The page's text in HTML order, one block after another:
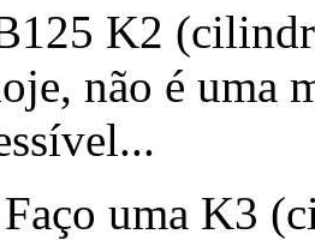
K2
não é uma
Faço uma K3